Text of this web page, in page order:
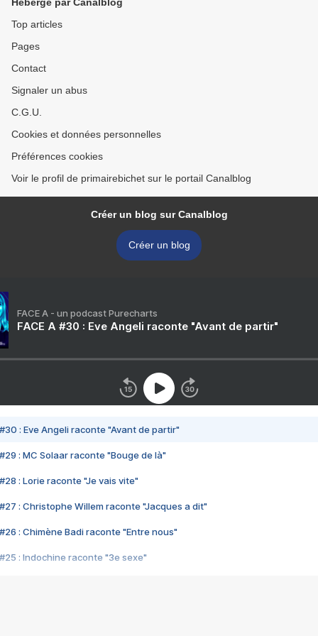
Top articles
Pages
Contact
Signaler un abus
C.G.U.
Cookies et données personnelles
Préférences cookies
Voir le profil de primairebichet sur le portail Canalblog
Créer un blog sur Canalblog
Créer un blog
FACE A - un podcast Purecharts
FACE A #30 : Eve Angeli raconte "Avant de partir"
#30 : Eve Angeli raconte "Avant de partir"
#29 : MC Solaar raconte "Bouge de là"
#28 : Lorie raconte "Je vais vite"
#27 : Christophe Willem raconte "Jacques a dit"
#26 : Chimène Badi raconte "Entre nous"
#25 : Indochine raconte "3e sexe"